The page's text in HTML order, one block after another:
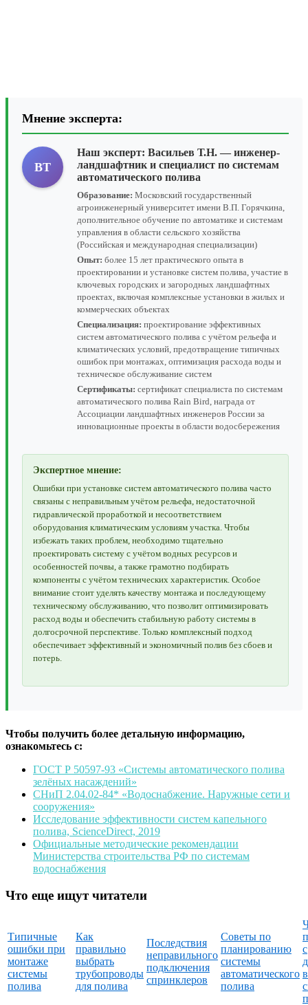
Мнение эксперта:
ВТ
Наш эксперт: Васильев Т.Н. — инженер-
ландшафтник и специалист по системам
автоматического полива
Образование: Московский государственный
агроинженерный университет имени В.П. Горячкина,
дополнительное обучение по автоматике и системам
управления в области сельского хозяйства
(Российская и международная специализации)
Опыт: более 15 лет практического опыта в
проектировании и установке систем полива, участие в
ключевых городских и загородных ландшафтных
проектах, включая комплексные установки в жилых и
коммерческих объектах
Специализация: проектирование эффективных
систем автоматического полива с учётом рельефа и
климатических условий, предотвращение типичных
ошибок при монтажах, оптимизация расхода воды и
техническое обслуживание систем
Сертификаты: сертификат специалиста по системам
автоматического полива Rain Bird, награда от
Ассоциации ландшафтных инженеров России за
инновационные проекты в области водосбережения
Экспертное мнение:
Ошибки при установке систем автоматического полива часто
связаны с неправильным учётом рельефа, недостаточной
гидравлической проработкой и несоответствием
оборудования климатическим условиям участка. Чтобы
избежать таких проблем, необходимо тщательно
проектировать систему с учётом водных ресурсов и
особенностей почвы, а также грамотно подбирать
компоненты с учётом технических характеристик. Особое
внимание стоит уделять качеству монтажа и последующему
техническому обслуживанию, что позволит оптимизировать
расход воды и обеспечить стабильную работу системы в
долгосрочной перспективе. Только комплексный подход
обеспечивает эффективный и экономичный полив без сбоев и
потерь.
Чтобы получить более детальную информацию,
ознакомьтесь с:
ГОСТ Р 50597-93 «Системы автоматического полива
зелёных насаждений»
СНиП 2.04.02-84* «Водоснабжение. Наружные сети и
сооружения»
Исследование эффективности систем капельного
полива, ScienceDirect, 2019
Официальные методические рекомендации
Министерства строительства РФ по системам
водоснабжения
Что еще ищут читатели
Типичные
ошибки при
монтаже
системы
полива
Как
правильно
выбрать
трубопроводы
для полива
Последствия
неправильного
подключения
спринклеров
Советы по
планированию
системы
автоматического
полива
с